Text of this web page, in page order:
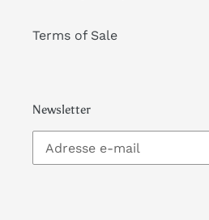
Terms of Sale
Newsletter